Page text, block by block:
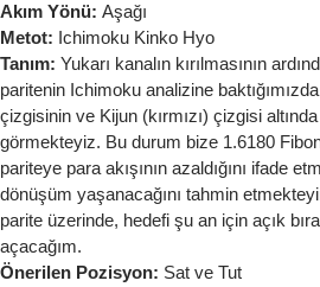
Akım Yönü: Aşağı
Metot: Ichimoku Kinko Hyo
Tanım: Yukarı kanalın kırılmasının
paritenin Ichimoku analizine
çizgisinin ve Kijun (kırmızı) çizgisi
görmekteyiz. Bu durum bize 1.6180
pariteye para akışının azaldığını ifade
dönüşüm yaşanacağını tahmin
parite üzerinde, hedefi şu an için açık
açacağım.
Önerilen Pozisyon: Sat ve Tut